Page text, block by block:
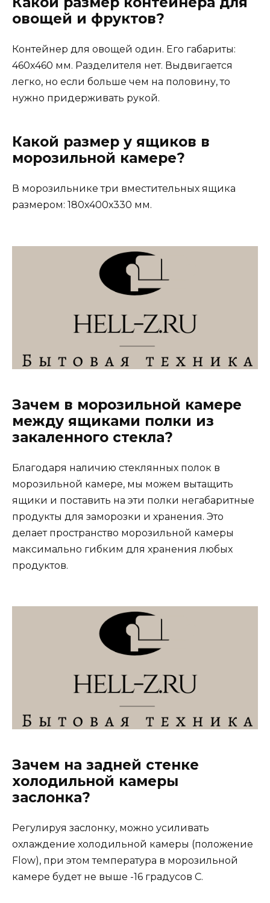
овощей и фруктов?
Контейнер для овощей один. Его габариты:
460х460 мм. Разделителя нет. Выдвигается
легко, но если больше чем на половину, то
нужно придерживать рукой.
Какой размер у ящиков в
морозильной камере?
В морозильнике три вместительных ящика
размером: 180х400х330 мм.
Зачем в морозильной камере
между ящиками полки из
закаленного стекла?
Благодаря наличию стеклянных полок в
морозильной камере, мы можем вытащить
ящики и поставить на эти полки негабаритные
продукты для заморозки и хранения. Это
делает пространство морозильной камеры
максимально гибким для хранения любых
продуктов.
Зачем на задней стенке
холодильной камеры
заслонка?
Регулируя заслонку, можно усиливать
охлаждение холодильной камеры (положение
Flow), при этом температура в морозильной
камере будет не выше -16 градусов С.